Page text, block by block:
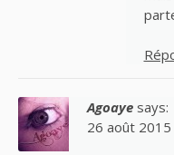
Agoaye says:
26 août 2015